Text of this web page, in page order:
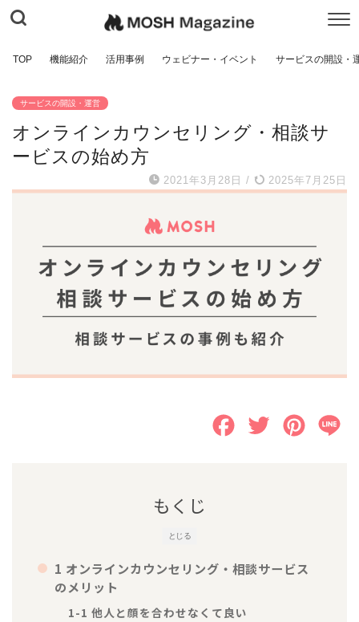
TOP 機能紹介 活用事例 ウェビナー・イベント サービスの開設・
サービスの開設・運営
オンラインカウンセリング・相談サ
ービスの始め方
2021年3月28日 / 2025年7月25日
o e
とじる
もくじ
1 オンラインカウンセリング・相談サービス
のメリット
1-1 他人と顔を合わせなくて良い